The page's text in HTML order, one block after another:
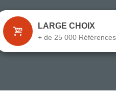
LARGE CHOIX
+ de 25 000 Références